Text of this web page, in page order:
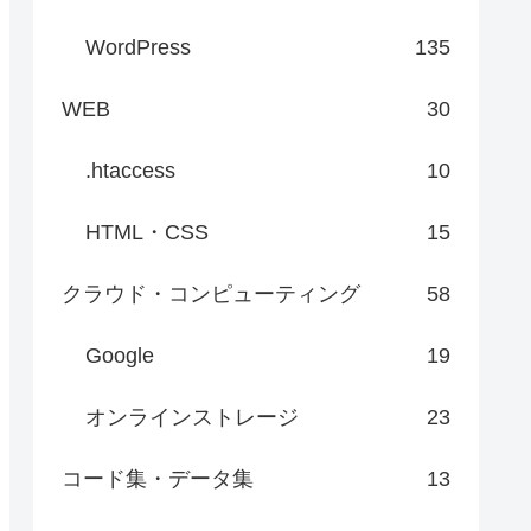
WordPress 135
WEB 30
.htaccess 10
HTML・CSS 15
クラウド・コンピューティング 58
Google 19
オンラインストレージ 23
コード集・データ集 13